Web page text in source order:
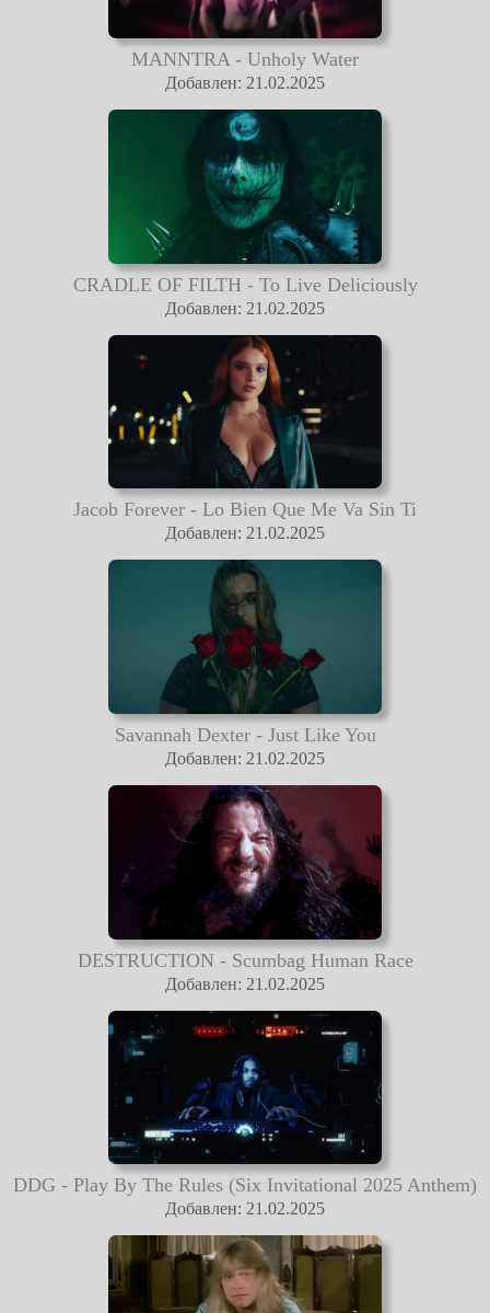
MANNTRA - Unholy Water
Добавлен: 21.02.2025
CRADLE OF FILTH - To Live Deliciously
Добавлен: 21.02.2025
Jacob Forever - Lo Bien Que Me Va Sin Ti
Добавлен: 21.02.2025
Savannah Dexter - Just Like You
Добавлен: 21.02.2025
DESTRUCTION - Scumbag Human Race
Добавлен: 21.02.2025
DDG - Play By The Rules (Six Invitational 2025 Anthem)
Добавлен: 21.02.2025